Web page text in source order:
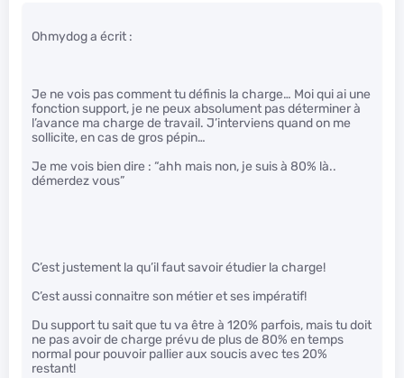
Ohmydog a écrit :
Je ne vois pas comment tu définis la charge… Moi qui ai une
fonction support, je ne peux absolument pas déterminer à
l’avance ma charge de travail. J’interviens quand on me
sollicite, en cas de gros pépin…
Je me vois bien dire : “ahh mais non, je suis à 80% là..
démerdez vous”
C’est justement la qu’il faut savoir étudier la charge!
C’est aussi connaitre son métier et ses impératif!
Du support tu sait que tu va être à 120% parfois, mais tu doit
ne pas avoir de charge prévu de plus de 80% en temps
normal pour pouvoir pallier aux soucis avec tes 20%
restant!